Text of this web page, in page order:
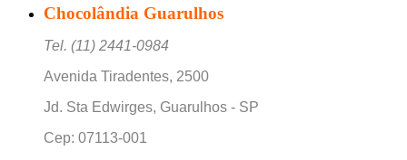
Chocolândia Guarulhos
Tel. (11) 2441-0984
Avenida Tiradentes, 2500
Jd. Sta Edwirges, Guarulhos - SP
Cep: 07113-001